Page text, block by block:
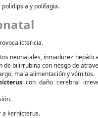
polidipsia y polifagia.
ictericia.
neonatales, inmadurez
de bilirrubina con riesgo de
mala alimentación y vómitos.
con daño cerebral
a kernícterus.